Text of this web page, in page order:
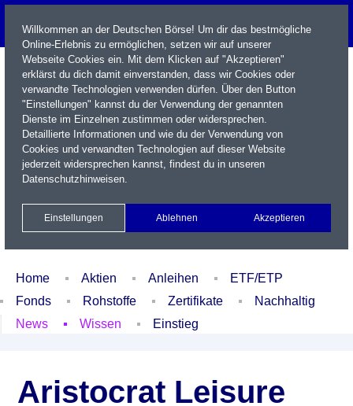
Name / WKN / ISIN / Kürzel
Xetra Realtime
Watchlist Portfolio Login
Home Aktien Anleihen
ETF/ETP
Fonds
Rohstoffe Zertifikate
Nachhaltig
News
Wissen Einstieg
Aristocrat Leisure
Willkommen an der Deutschen Börse! Um dir das bestmögliche
Online-Erlebnis zu ermöglichen, setzen wir auf unserer
Webseite Cookies ein. Mit dem Klicken auf "Akzeptieren"
erklärst du dich damit einverstanden, dass wir Cookies oder
verwandte Technologien verwenden dürfen. Über den Button
"Einstellungen" kannst du der Verwendung der genannten
Dienste im Einzelnen zustimmen oder widersprechen.
Detaillierte Informationen und wie du der Verwendung von
Cookies und verwandten Technologien auf dieser Website
jederzeit widersprechen kannst, findest du in unseren
Datenschutzhinweisen.
Einstellungen Ablehnen Akzeptieren